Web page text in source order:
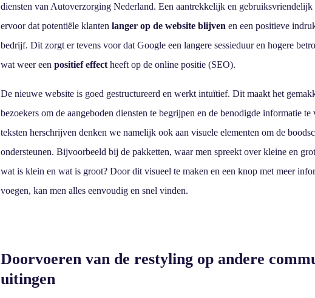
diensten van Autoverzorging Nederland.Een aantrekkelijk en
ervoor dat potentiële klantenlanger op de website blijven en een positieve
bedrijf. Dit zorgt er tevens voor dat Google een langere sessieduur en hogere
wat weer eenpositief effect heeft op de online positie (SEO).
De nieuwe website is goed gestructureerd en werkt intuïtief. Dit maakt het
bezoekers om de aangeboden diensten te begrijpen en de benodigde informatie te
teksten herschrijven denken we namelijk ook aan visuele elementen om de
ondersteunen. Bijvoorbeeld bij de pakketten, waar men spreekt over kleine en
wat is klein en wat is groot?Door dit visueel te maken en een knop met meer
voegen, kan men alles eenvoudig en snel vinden.
Doorvoeren van de restyling op andere
uitingen